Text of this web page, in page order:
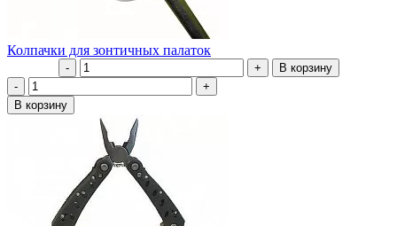
Колпачки для зонтичных палаток